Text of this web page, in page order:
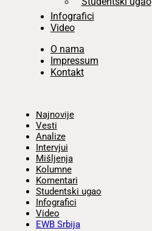
Infografici
Video
O nama
Impressum
Kontakt
Najnovije
Vesti
Analize
Intervjui
Mišljenja
Kolumne
Komentari
Studentski ugao
Infografici
Video
EWB Srbija